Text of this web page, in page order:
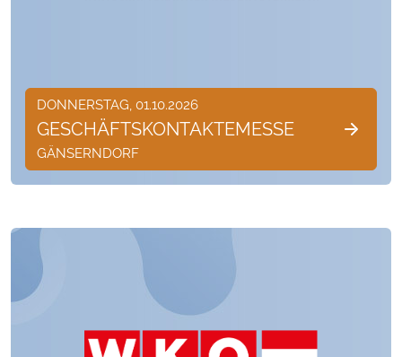
DONNERSTAG, 01.10.2026
GESCHÄFTSKONTAKTEMESSE
GÄNSERNDORF